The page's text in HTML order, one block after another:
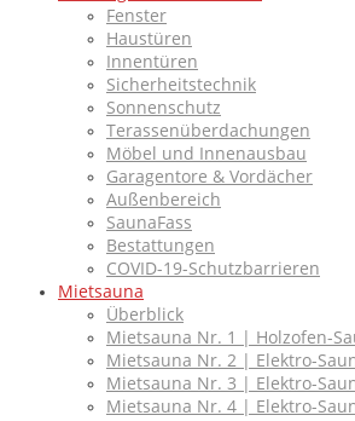
Fenster
Haustüren
Innentüren
Sicherheitstechnik
Sonnenschutz
Terassenüberdachungen
Möbel und Innenausbau
Garagentore & Vordächer
Außenbereich
SaunaFass
Bestattungen
COVID-19-Schutzbarrieren
Mietsauna
Überblick
Mietsauna Nr. 1 | Holzofen-
Mietsauna Nr. 2 | Elektro-
Mietsauna Nr. 3 | Elektro-
Mietsauna Nr. 4 | Elektro-